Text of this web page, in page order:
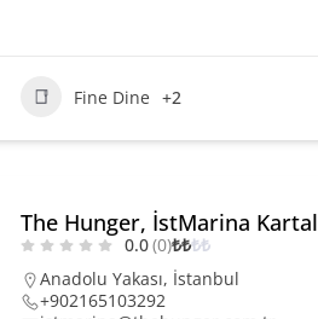
Fine Dine +2
The Hunger, İstMarina Kartal
0.0(0)₺₺₺₺
Anadolu Yakası, İstanbul
+902165103292